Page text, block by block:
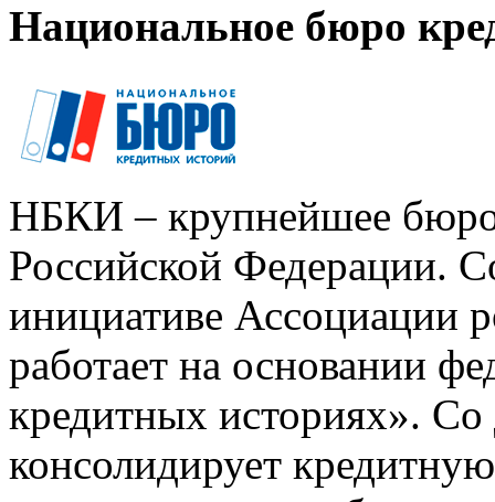
Национальное бюро
НБКИ – крупнейшее
Российской Федерации.
инициативе Ассоциации
работает на основании
кредитных историях».
консолидирует